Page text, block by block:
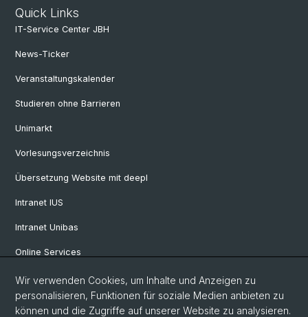
Quick Links
IT-Service Center JBH
News-Ticker
Veranstaltungskalender
Studieren ohne Barrieren
Unimarkt
Vorlesungsverzeichnis
Übersetzung Website mit deepl
Intranet IUS
Intranet Unibas
Online Services
Social Media
Wir verwenden Cookies, um Inhalte und Anzeigen zu
personalisieren, Funktionen für soziale Medien anbieten zu
können und die Zugriffe auf unserer Website zu analysieren.